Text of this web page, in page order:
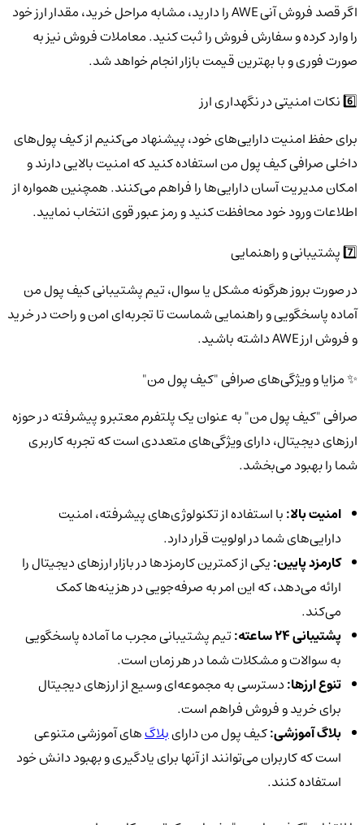
اگر قصد فروش آنی AWE را دارید، مشابه مراحل خرید، مقدار ارز خود
را وارد کرده و سفارش فروش را ثبت کنید. معاملات فروش نیز به
صورت فوری و با بهترین قیمت بازار انجام خواهد شد.
6️⃣ نکات امنیتی در نگهداری ارز
برای حفظ امنیت دارایی‌های خود، پیشنهاد می‌کنیم از کیف پول‌های
داخلی صرافی کیف پول من استفاده کنید که امنیت بالایی دارند و
امکان مدیریت آسان دارایی‌ها را فراهم می‌کنند. همچنین همواره از
اطلاعات ورود خود محافظت کنید و رمز عبور قوی انتخاب نمایید.
7️⃣ پشتیبانی و راهنمایی
در صورت بروز هرگونه مشکل یا سوال، تیم پشتیبانی کیف پول من
آماده پاسخگویی و راهنمایی شماست تا تجربه‌ای امن و راحت در خرید
و فروش ارز AWE داشته باشید.
✨ مزایا و ویژگی‌های صرافی "کیف پول من"
صرافی "کیف پول من" به عنوان یک پلتفرم معتبر و پیشرفته در حوزه
ارزهای دیجیتال، دارای ویژگی‌های متعددی است که تجربه کاربری
شما را بهبود می‌بخشد.
امنیت بالا:با استفاده از تکنولوژی‌های پیشرفته، امنیت
دارایی‌های شما در اولویت قرار دارد.
کارمزد پایین:یکی از کمترین کارمزدها در بازار ارزهای دیجیتال را
ارائه می‌دهد، که این امر به صرفه‌جویی در هزینه‌ها کمک
می‌کند.
پشتیبانی 24 ساعته:
تیم پشتیبانی مجرب ما آماده پاسخگویی
به سوالات و مشکلات شما در هر زمان است.
تنوع ارزها:دسترسی به مجموعه‌ای وسیع از ارزهای دیجیتال
برای خرید و فروش فراهم است.
بلاگ آموزشی:کیف پول من دارایبلاگ‌های آموزشی متنوعی
است که کاربران می‌توانند از آنها برای یادگیری و بهبود دانش خود
استفاده کنند.